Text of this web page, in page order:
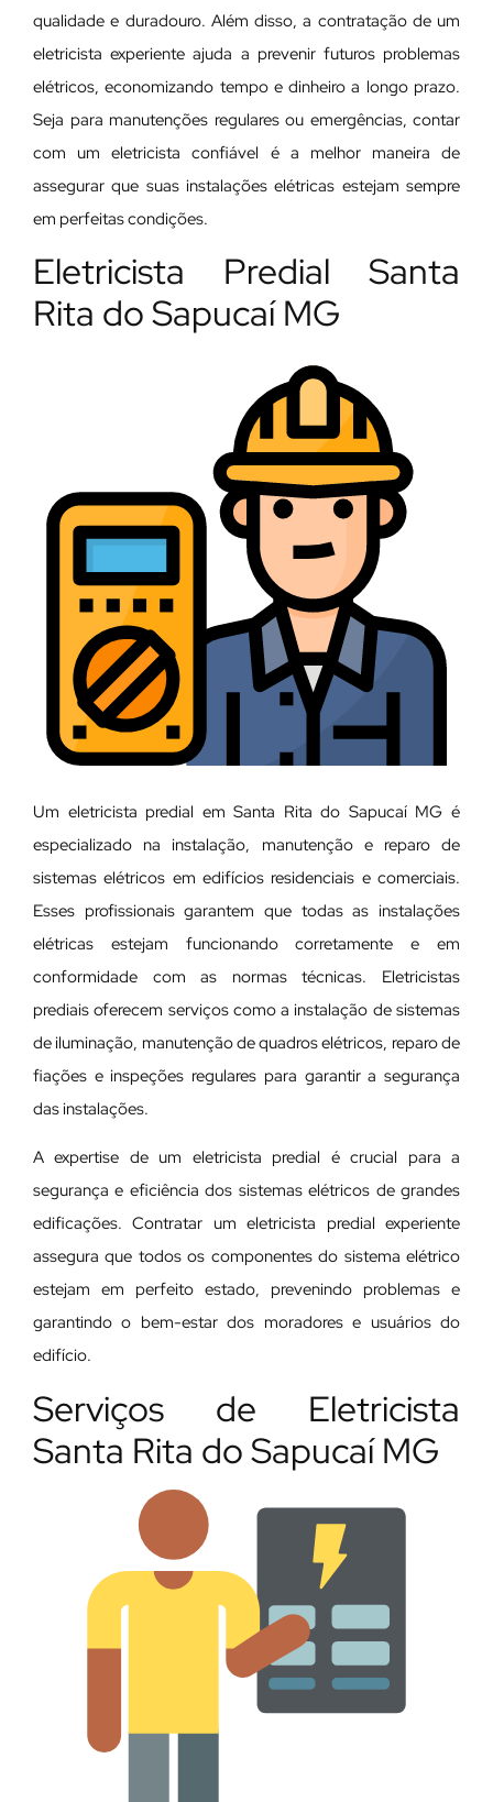
qualidade e duradouro. Além disso, a contratação de um
eletricista experiente ajuda a prevenir futuros problemas
elétricos, economizando tempo e dinheiro a longo prazo.
Seja para manutenções regulares ou emergências, contar
com um eletricista confiável é a melhor maneira de
assegurar que suas instalações elétricas estejam sempre
em perfeitas condições.
Eletricista Predial Santa
Rita do Sapucaí MG
Um eletricista predial em Santa Rita do Sapucaí MG é
especializado na instalação, manutenção e reparo de
sistemas elétricos em edifícios residenciais e comerciais.
Esses profissionais garantem que todas as instalações
elétricas estejam funcionando corretamente e em
conformidade com as normas técnicas. Eletricistas
prediais oferecem serviços como a instalação de sistemas
de iluminação, manutenção de quadros elétricos, reparo de
fiações e inspeções regulares para garantir a segurança
das instalações.
A expertise de um eletricista predial é crucial para a
segurança e eficiência dos sistemas elétricos de grandes
edificações. Contratar um eletricista predial experiente
assegura que todos os componentes do sistema elétrico
estejam em perfeito estado, prevenindo problemas e
garantindo o bem-estar dos moradores e usuários do
edifício.
Serviços de Eletricista
Santa Rita do Sapucaí MG